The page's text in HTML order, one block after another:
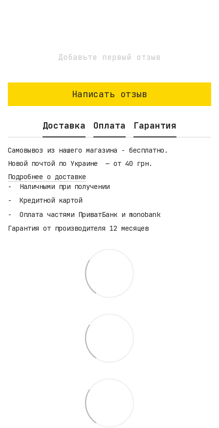
Добавьте первый отзыв
Написать отзыв
Доставка Оплата Гарантия
Самовывоз из нашего магазина - бесплатно.
Новой почтой по Украине — от 40 грн.
Подробнее о доставке
Наличными при получении
Кредитной картой
Оплата частями ПриватБанк и monobank
Гарантия от производителя 12 месяцев